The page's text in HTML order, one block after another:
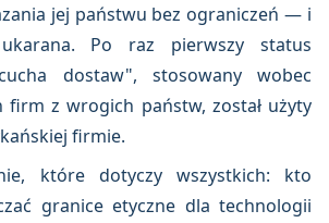
jej państwu bez ograniczeń — i
Po raz pierwszy status
dostaw", stosowany wobec
firm z wrogich państw, został użyty
firmie.
które dotyczy wszystkich: kto
granice etyczne dla technologii